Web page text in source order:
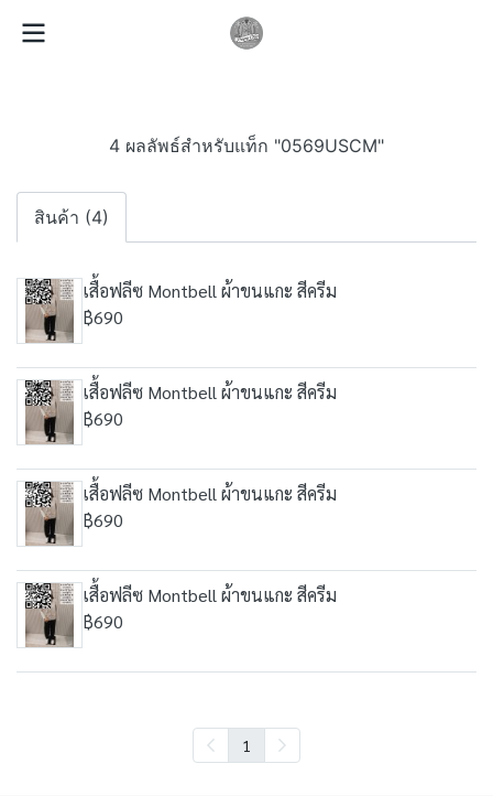
4 ผลลัพธ์สำหรับแท็ก "0569USCM"
สินค้า (4)
เสื้อฟลีซ Montbell ผ้าขนแกะ สีครีม
฿690
เสื้อฟลีซ Montbell ผ้าขนแกะ สีครีม
฿690
เสื้อฟลีซ Montbell ผ้าขนแกะ สีครีม
฿690
เสื้อฟลีซ Montbell ผ้าขนแกะ สีครีม
฿690
1